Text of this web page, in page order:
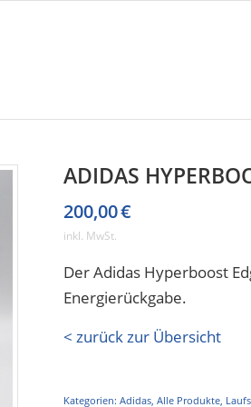
ADIDAS
200,00€
inkl. MwSt.
Der Adidas Hyperboost
Energierückgabe.
< zurück zur Übersicht
Kategorien:Adidas,Alle Produkte,